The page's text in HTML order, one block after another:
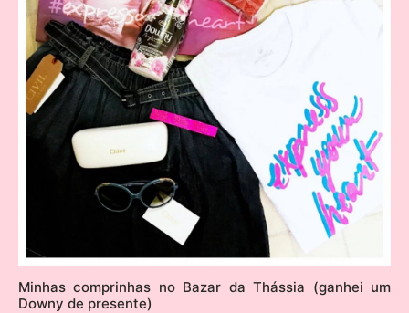
Minhas comprinhas no Bazar da Thássia (ganhei um
Downy de presente)